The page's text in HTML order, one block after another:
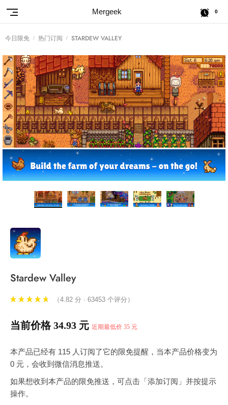
Mergeek 0
今日限免 热门订阅 STARDEW VALLEY
Stardew Valley
（4.82 分 · 63453 个评分）
当前价格 34.93 元 近期最低价 35 元
本产品已经有 115 人订阅了它的限免提醒，当本产品价格变为
0 元，会收到微信消息推送。
如果想收到本产品的限免推送，可点击「添加订阅」并按提示
操作。